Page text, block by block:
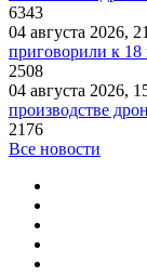
6343
04 августа 2026,
приговорили к
2508
04 августа 2026,
производстве
2176
Все новости